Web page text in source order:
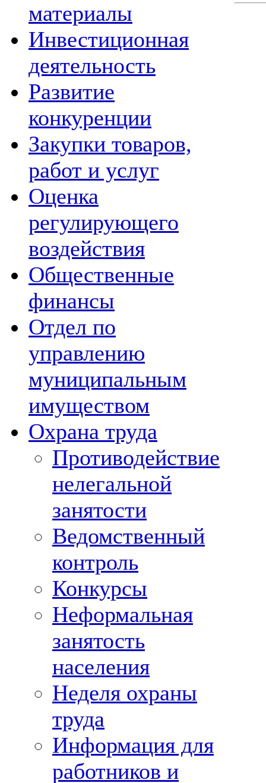
материалы
Инвестиционная
деятельность
Развитие
конкуренции
Закупки товаров,
работ и услуг
Оценка
регулирующего
воздействия
Общественные
финансы
Отдел по
управлению
муниципальным
имуществом
Охрана труда
Противодействие
нелегальной
занятости
Ведомственный
контроль
Конкурсы
Неформальная
занятость
населения
Неделя охраны
труда
Информация для
работников и